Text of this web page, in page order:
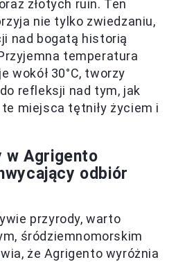
złotych ruin. Ten
nie tylko zwiedzaniu,
nad bogatą historią
temperatura
wokół 30°C, tworzy
refleksji nad tym, jak
miejsca tętniły życiem i
w Agrigento
odbiór
przyrody, warto
śródziemnomorskim
że Agrigento wyróżnia